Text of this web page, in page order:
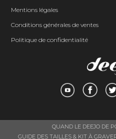
Mentions légales
Conditions générales de ventes
Politique de confidentialité
QUAND LE DEEJO DE
GUIDE DES TAILLES & KIT À